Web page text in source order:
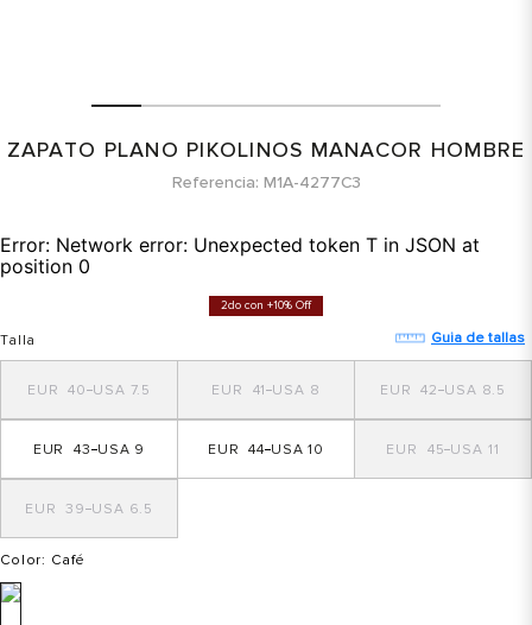
ZAPATO PLANO PIKOLINOS MANACOR HOMBRE
Referencia M1A-4277C3
Error: Network error: Unexpected token T in JSON at
position 0
2do con +10% Off
Talla Guia de tallas
7.5
40 8
41 8.5
42
9
43 10
44 11
45
6.5
39
Color: Café